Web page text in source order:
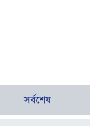
সর্বশেষ